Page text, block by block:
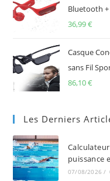
Bluetooth +
36,99€
Casque
sans Fil
86,10€
Les Derniers
puissance
07/08/2026 /